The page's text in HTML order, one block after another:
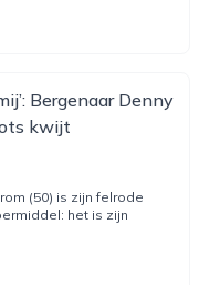
Bergenaar Denny
kwijt
(50) is zijn felrode
het is zijn